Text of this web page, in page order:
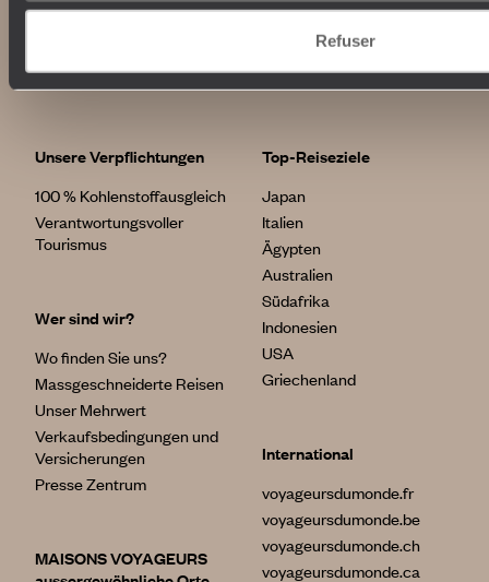
Refuser
Unsere Verpflichtungen
100 % Kohlenstoffausgleich
Verantwortungsvoller
Tourismus
Wer sind wir?
Wo finden Sie uns?
Massgeschneiderte Reisen
Unser Mehrwert
Verkaufsbedingungen und
Versicherungen
Presse Zentrum
MAISONS VOYAGEURS
Top-Reiseziele
Japan
Italien
Ägypten
Australien
Südafrika
Indonesien
USA
Griechenland
International
voyageursdumonde.fr
voyageursdumonde.be
voyageursdumonde.ch
voyageursdumonde.ca